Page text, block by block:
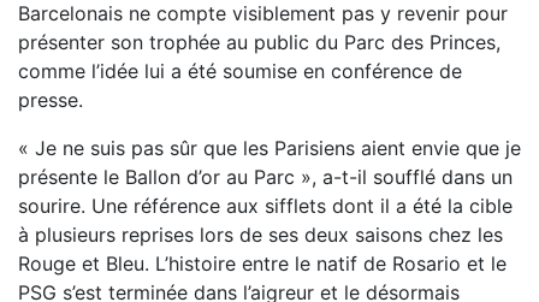
Barcelonais ne compte visiblement pas y revenir pour
présenter son trophée au public du Parc des Princes,
comme l’idée lui a été soumise en conférence de
presse.
« Je ne suis pas sûr que les Parisiens aient envie que je
présente le Ballon d’or au Parc », a-t-il soufflé dans un
sourire. Une référence aux sifflets dont il a été la cible
à plusieurs reprises lors de ses deux saisons chez les
Rouge et Bleu. L’histoire entre le natif de Rosario et le
PSG s’est terminée dans l’aigreur et le désormais